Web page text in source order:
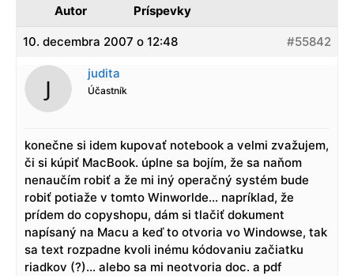
Autor Príspevky
10. decembra 2007 o 12:48 #55842
judita
Účastník
konečne si idem kupovať notebook a velmi zvažujem,
či si kúpiť MacBook. úplne sa bojím, že sa naňom
nenaučím robiť a že mi iný operačný systém bude
robiť potiaže v tomto Winworlde… napríklad, že
prídem do copyshopu, dám si tlačiť dokument
napísaný na Macu a keď to otvoria vo Windowse, tak
sa text rozpadne kvoli inému kódovaniu začiatku
riadkov (?)… alebo sa mi neotvoria doc. a pdf